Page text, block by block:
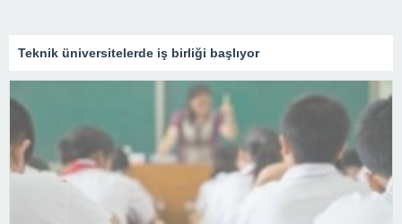
Teknik üniversitelerde iş birliği başlıyor